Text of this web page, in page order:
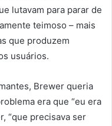
lutavam para parar de
teimoso – mais
que produzem
usuários.
Brewer queria
era que “eu era
“que precisava ser